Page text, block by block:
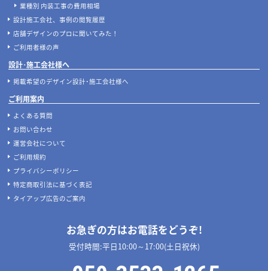
業種別 内装工事の費用相場
設計施工会社、事例の閲覧履歴
店舗デザインのプロに聞いてみた！
ご利用者様の声
設計･施工会社様へ
掲載希望のデザイン設計･施工会社様へ
ご利用案内
よくある質問
お問い合わせ
運営会社について
ご利用規約
プライバシーポリシー
特定商取引法に基づく表記
タイアップ広告のご案内
お急ぎの方はお電話をどうぞ!
受付時間:平日10:00～17:00(土日祝休)